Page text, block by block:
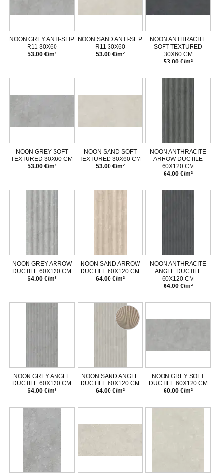
NOON GREY ANTI-SLIP
R11 30X60
53.00 €/m²
NOON SAND ANTI-SLIP
R11 30X60
53.00 €/m²
NOON ANTHRACITE
SOFT TEXTURED
30X60 CM
53.00 €/m²
NOON GREY SOFT
TEXTURED 30X60 CM
53.00 €/m²
NOON SAND SOFT
TEXTURED 30X60 CM
53.00 €/m²
NOON ANTHRACITE
ARROW DUCTILE
60X120 CM
64.00 €/m²
NOON GREY ARROW
DUCTILE 60X120 CM
64.00 €/m²
NOON SAND ARROW
DUCTILE 60X120 CM
64.00 €/m²
NOON ANTHRACITE
ANGLE DUCTILE
60X120 CM
64.00 €/m²
NOON GREY ANGLE
DUCTILE 60X120 CM
64.00 €/m²
NOON SAND ANGLE
DUCTILE 60X120 CM
64.00 €/m²
NOON GREY SOFT
DUCTILE 60X120 CM
60.00 €/m²